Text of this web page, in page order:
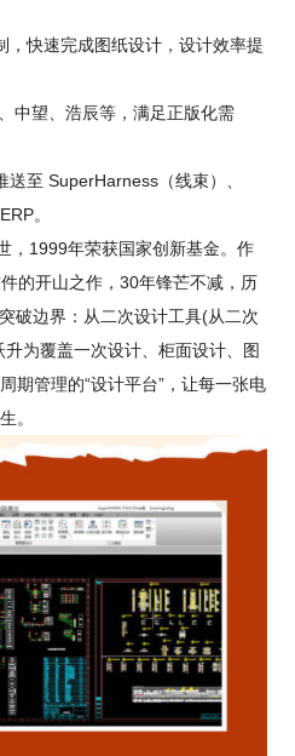
，快速完成图纸设计，设计效率提
中望、浩辰等，满足正版化需
送至 SuperHarness（线束）、
。
，1999年荣获国家创新基金。作
的开山之作，30年锋芒不减，历
破边界：从二次设计工具(从二次
为覆盖一次设计、柜面设计、图
期管理的“设计平台”，让每一张电
。